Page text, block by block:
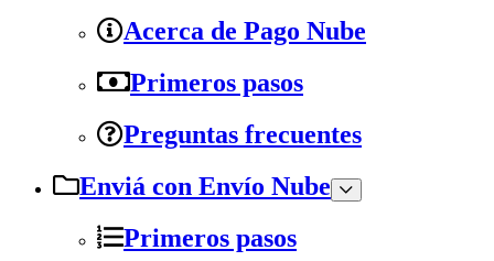
Acerca de Pago Nube
Primeros pasos
Preguntas frecuentes
Enviá con Envío Nube
Primeros pasos